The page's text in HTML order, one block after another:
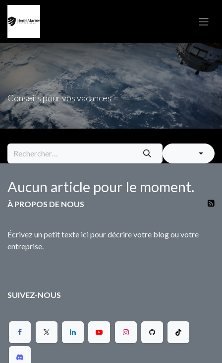
Se rendre au contenu
Conseils pour vos vacances
Aucun article pour le moment.
À PROPOS DE NOUS
Écrivez un petit texte ici pour décrire votre blog ou votre
entreprise.
SUIVEZ-NOUS